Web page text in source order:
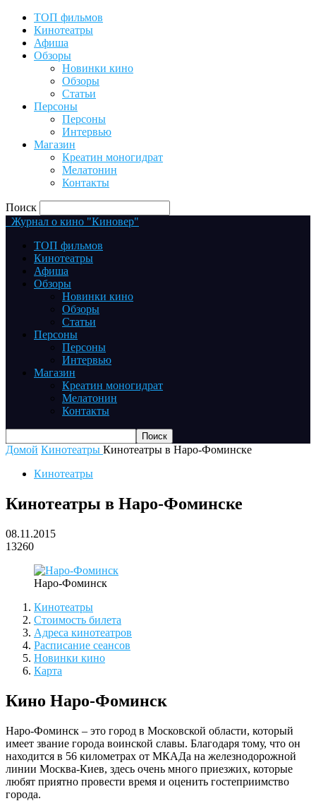
ТОП фильмов
Кинотеатры
Афиша
Обзоры
Новинки кино
Обзоры
Статьи
Персоны
Персоны
Интервью
Магазин
Креатин моногидрат
Мелатонин
Контакты
Поиск
Журнал о кино "Киновер"
ТОП фильмов
Кинотеатры
Афиша
Обзоры
Новинки кино
Обзоры
Статьи
Персоны
Персоны
Интервью
Магазин
Креатин моногидрат
Мелатонин
Контакты
Домой Кинотеатры Кинотеатры в Наро-Фоминске
Кинотеатры
Кинотеатры в Наро-Фоминске
08.11.2015
13260
Наро-Фоминск
Кинотеатры
Стоимость билета
Адреса кинотеатров
Расписание сеансов
Новинки кино
Карта
Кино Наро-Фоминск
Наро-Фоминск – это город в Московской области, который
имеет звание города воинской славы. Благодаря тому, что он
находится в 56 километрах от МКАДа на железнодорожной
линии Москва-Киев, здесь очень много приезжих, которые
любят приятно провести время и оценить гостеприимство
города.